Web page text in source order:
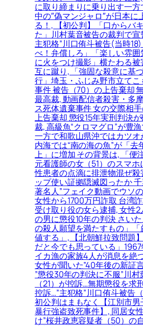
に取り締まりに乗り出す一
中の″偽マンジャロ″が日本に
る！, 【初公判】「口からバ
た」川村葉音被告の裁判で宣
主犯格”川口侑斗被告(当時
べ！弁償しろ」「楽しい雰
に火をつけ撮影」横たわる
互に蹴り, 「強固な殺意に基
行」埼玉・ふじみ野市立て
事件 被告（70）の上告棄却
最高裁, 動画配信者殺害・多
ス死体遺棄事件 女の交際相
上告棄却 懲役15年実刑判決
裁, 高級魚“クロマグロ”が豊
一方で和歌山県沖ではカツオ
内海では“南の海の魚”が「去
上」に増加 その背景は, 「便
元看護師の女（51）のスマホ
性患者の点滴に排泄物混ぜ殺
ップ使い証拠隠滅図ったか 千
著名人”フェイク動画でウソ
女性から1700万円詐取 台湾
受け取り役の女ら逮捕, 女性2
の男に懲役10年の判決 さい
の殺人願望を満たすもの」「
値する」, 【北朝鮮拉致問題
だと今でも思っている」
イカ漁の家族4人が消息を絶
女性が聞いた”40年後の新証
”懲役30年の判決に不服”川村
（21）が控訴…無期懲役を求
控訴…”主犯格”川口侑斗被告
初公判はまもなく【江別市男
暴行強盗致死事件】, 同居女
け”桜井政恵容疑者（50）の